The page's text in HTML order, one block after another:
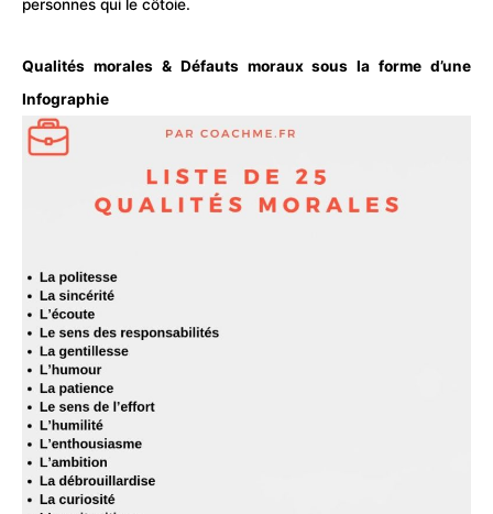
personnes qui le côtoie.
Qualités morales & Défauts moraux sous la forme d’une
Infographie